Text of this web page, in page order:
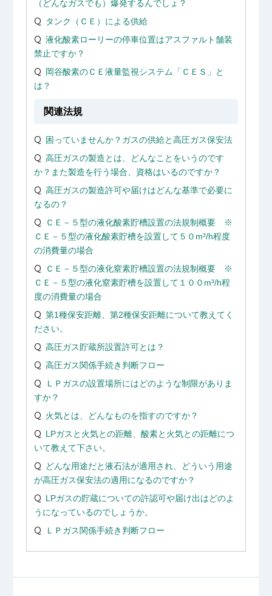
（どんなガスでも）爆発するんでしょ？
タンク（ＣＥ）による供給
液化酸素ローリーの停車位置はアスファルト舗装
禁止ですか？
岡谷酸素のＣＥ液量監視システム「ＣＥＳ」と
は？
関連法規
困っていませんか？ガスの供給と高圧ガス保安法
高圧ガスの製造とは、どんなことをいうのです
か？また製造を行う場合、資格はいるのですか？
高圧ガスの製造許可や届けはどんな基準で必要に
なるの？
ＣＥ－５型の液化酸素貯槽設置の法規制概要 ※
ＣＥ－５型の液化酸素貯槽を設置して５０m³/h程度
の消費量の場合
ＣＥ－５型の液化窒素貯槽設置の法規制概要 ※
ＣＥ－５型の液化窒素貯槽を設置して１００m³/h程
度の消費量の場合
第1種保安距離、第2種保安距離について教えてく
ださい。
高圧ガス貯蔵所設置許可とは？
高圧ガス関係手続き判断フロー
ＬＰガスの設置場所にはどのような制限がありま
すか？
火気とは、どんなものを指すのですか？
LPガスと火気との距離、酸素と火気との距離につ
いて教えて下さい。
どんな用途だと液石法が適用され、どういう用途
が高圧ガス保安法の適用になるのですか？
LPガスの貯蔵についての許認可や届け出はどのよ
うになっているのでしょうか。
ＬＰガス関係手続き判断フロー